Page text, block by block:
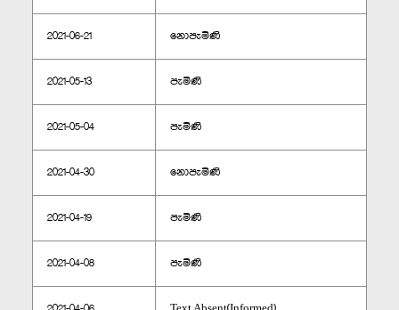
2021-06-21 නොපැමිණි
2021-05-13 පැමිණි
2021-05-04 පැමිණි
2021-04-30 නොපැමිණි
2021-04-19 පැමිණි
2021-04-08 පැමිණි